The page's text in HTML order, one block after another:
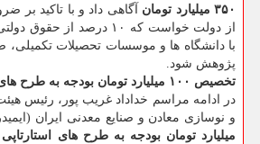
۳۵۰ میلیارد تومان
آگاهی داد و با تاكید بر
از دولت خواست كه ۱۰ درصد از
با دانشگاه ها و موسسات تحصیلات
پژوهش شود.
تخصیص ۱۰۰ میلیارد تومان بودجه به طرح های استارتاپی و پژوهشی
در ادامه مراسم خداداد غریب پور، رئیس
و نوسازی معادن و صنایع معدنی ایران
میلیارد تومان بودجه به طرح های